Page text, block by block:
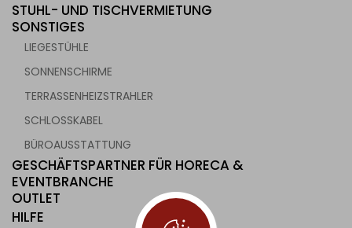
STUHL- UND TISCHVERMIETUNG
SONSTIGES
LIEGESTÜHLE
SONNENSCHIRME
TERRASSENHEIZSTRAHLER
SCHLOSSKABEL
BÜROAUSSTATTUNG
GESCHÄFTSPARTNER FÜR HORECA &
EVENTBRANCHE
OUTLET
HILFE